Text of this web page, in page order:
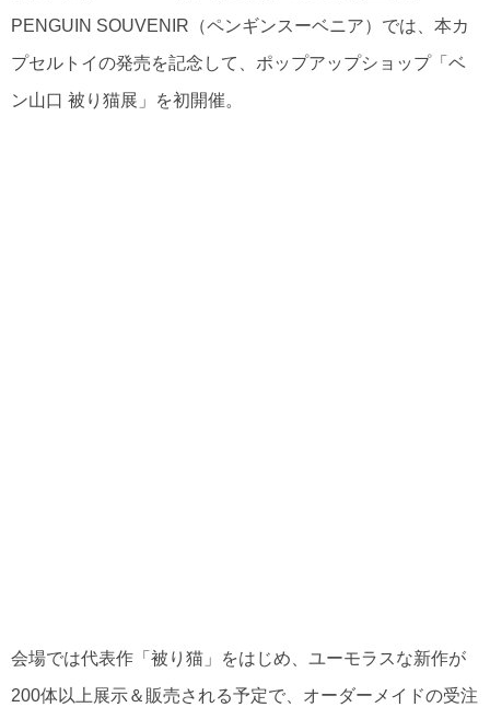
PENGUIN SOUVENIR（ペンギンスーベニア）では、本カ
プセルトイの発売を記念して、ポップアップショップ「ベ
ン山口 被り猫展」を初開催。
会場では代表作「被り猫」をはじめ、ユーモラスな新作が
200体以上展示＆販売される予定で、オーダーメイドの受注